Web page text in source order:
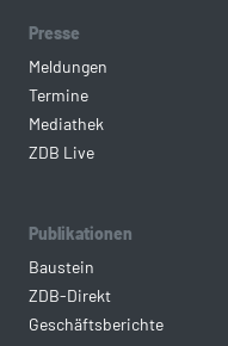
Presse
Meldungen
Termine
Mediathek
ZDB Live
Publikationen
Baustein
ZDB-Direkt
Geschäftsberichte